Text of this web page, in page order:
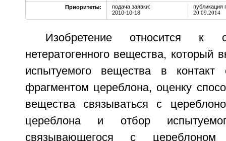
Приоритеты:
подача заявки:
2010-10-18
публикация
20.09.2014
Изобретение относится к
нетератогенного вещества, который
испытуемого вещества в
фрагментом цереблона, оценку
вещества связываться с
цереблона и отбор
связывающегося с